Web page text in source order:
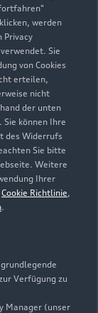
werden
Privacy
Sie
von Cookies
erteilen,
nicht
der unten
können Ihre
des Widerrufs
Sie bitte
Weitere
Ihrer
Cookie Richtlinie,
.
Verfügung zu
Manager (unser
07:00